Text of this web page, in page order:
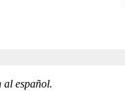
al español.